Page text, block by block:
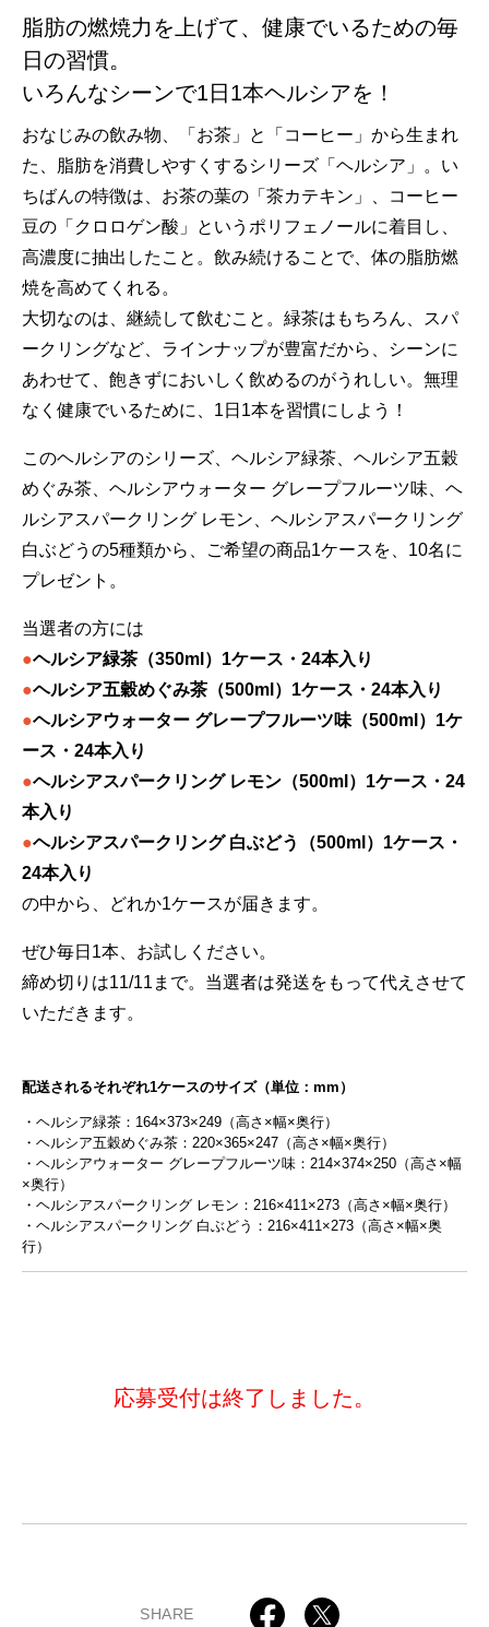
脂肪の燃焼力を上げて、健康でいるための毎
日の習慣。
いろんなシーンで1日1本ヘルシアを！
おなじみの飲み物、「お茶」と「コーヒー」から生まれ
た、脂肪を消費しやすくするシリーズ「ヘルシア」。い
ちばんの特徴は、お茶の葉の「茶カテキン」、コーヒー
豆の「クロロゲン酸」というポリフェノールに着目し、
高濃度に抽出したこと。飲み続けることで、体の脂肪燃
焼を高めてくれる。
大切なのは、継続して飲むこと。緑茶はもちろん、スパ
ークリングなど、ラインナップが豊富だから、シーンに
あわせて、飽きずにおいしく飲めるのがうれしい。無理
なく健康でいるために、1日1本を習慣にしよう！
このヘルシアのシリーズ、ヘルシア緑茶、ヘルシア五穀
めぐみ茶、ヘルシアウォーター グレープフルーツ味、ヘ
ルシアスパークリング レモン、ヘルシアスパークリング
白ぶどうの5種類から、ご希望の商品1ケースを、10名に
プレゼント。
当選者の方には
●ヘルシア緑茶（350ml）1ケース・24本入り
●ヘルシア五穀めぐみ茶（500ml）1ケース・24本入り
●ヘルシアウォーター グレープフルーツ味（500ml）1ケ
ース・24本入り
●ヘルシアスパークリング レモン（500ml）1ケース・24
本入り
●ヘルシアスパークリング 白ぶどう（500ml）1ケース・
24本入り
の中から、どれか1ケースが届きます。
ぜひ毎日1本、お試しください。
締め切りは11/11まで。当選者は発送をもって代えさせて
いただきます。
配送されるそれぞれ1ケースのサイズ（単位：mm）
・ヘルシア緑茶：164×373×249（高さ×幅×奥行）
・ヘルシア五穀めぐみ茶：220×365×247（高さ×幅×奥行）
・ヘルシアウォーター グレープフルーツ味：214×374×250（高さ×幅
×奥行）
・ヘルシアスパークリング レモン：216×411×273（高さ×幅×奥行）
・ヘルシアスパークリング 白ぶどう：216×411×273（高さ×幅×奥
行）
応募受付は終了しました。
SHARE